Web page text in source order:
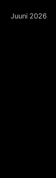
Juuni 2026